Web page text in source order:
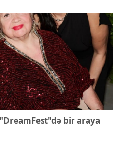
bir araya